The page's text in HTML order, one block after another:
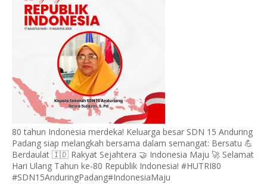
80 tahun Indonesia merdeka! Keluarga besar SDN 15 Anduring
Padang siap melangkah bersama dalam semangat: Bersatu 💪
Berdaulat 🇮🇩 Rakyat Sejahtera 🤝 Indonesia Maju 🚀 Selamat
Hari Ulang Tahun ke-80 Republik Indonesia! #HUTRI80
#SDN15AnduringPadang#IndonesiaMaju